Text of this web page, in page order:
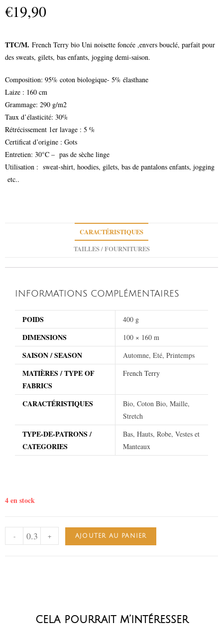
€19,90
TTC/M. French Terry bio Uni noisette foncée ,envers bouclé, parfait pour
des sweats, gilets, bas enfants, jogging demi-saison.
Composition: 95% coton biologique- 5% élasthane
Laize : 160 cm
Grammage: 290 g/m2
Taux d’élasticité: 30%
Rétrécissement 1er lavage : 5 %
Certificat d’origine : Gots
Entretien: 30°C – pas de sèche linge
Utilisation : sweat-shirt, hoodies, gilets, bas de pantalons enfants, jogging
etc..
CARACTÉRISTIQUES
TAILLES / FOURNITURES
INFORMATIONS COMPLÉMENTAIRES
POIDS 400 g
DIMENSIONS 100 × 160 m
SAISON / SEASON Automne, Eté, Printemps
MATIÈRES / TYPE OF
FABRICS
French Terry
CARACTÉRISTIQUES
Bio, Coton Bio, Maille,
Stretch
TYPE-DE-PATRONS /
CATEGORIES
Bas, Hauts, Robe, Vestes et
Manteaux
4 en stock
- + AJOUTER AU PANIER
cela pourrait m’intéresser